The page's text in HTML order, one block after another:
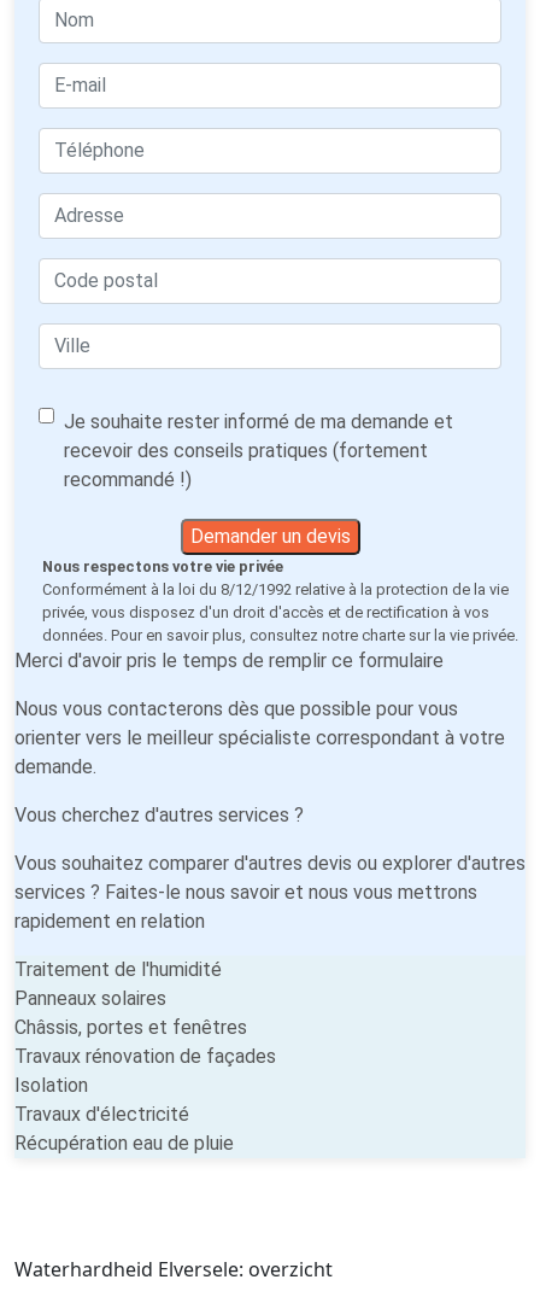
Je souhaite rester informé de ma demande et
recevoir des conseils pratiques (fortement
recommandé !)
Demander un devis
Nous respectons votre vie privée
Conformément à la loi du 8/12/1992 relative à la protection de la vie
privée, vous disposez d'un droit d'accès et de rectification à vos
données. Pour en savoir plus, consultez notre charte sur la vie privée.
Merci d'avoir pris le temps de remplir ce formulaire
Nous vous contacterons dès que possible pour vous
orienter vers le meilleur spécialiste correspondant à votre
demande.
Vous cherchez d'autres services ?
Vous souhaitez comparer d'autres devis ou explorer d'autres
services ? Faites-le nous savoir et nous vous mettrons
rapidement en relation
Traitement de l'humidité
Panneaux solaires
Châssis, portes et fenêtres
Travaux rénovation de façades
Isolation
Travaux d'électricité
Récupération eau de pluie
Waterhardheid Elversele: overzicht